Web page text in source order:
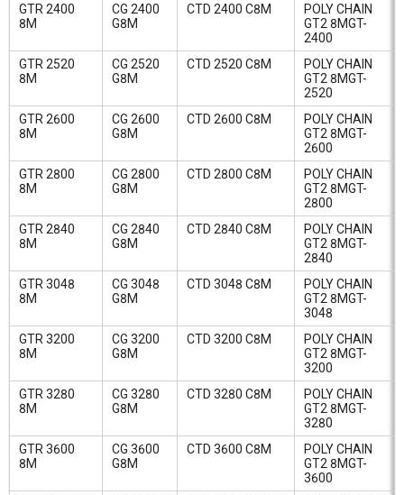
GTR 2400
8M
CG 2400
G8M
CTD 2400 C8M
POLY CHAIN
GT2 8MGT-
2400
GTR 2520
8M
CG 2520
G8M
CTD 2520 C8M
POLY CHAIN
GT2 8MGT-
2520
GTR 2600
8M
CG 2600
G8M
CTD 2600 C8M
POLY CHAIN
GT2 8MGT-
2600
GTR 2800
8M
CG 2800
G8M
CTD 2800 C8M
POLY CHAIN
GT2 8MGT-
2800
GTR 2840
8M
CG 2840
G8M
CTD 2840 C8M
POLY CHAIN
GT2 8MGT-
2840
GTR 3048
8M
CG 3048
G8M
CTD 3048 C8M
POLY CHAIN
GT2 8MGT-
3048
GTR 3200
8M
CG 3200
G8M
CTD 3200 C8M
POLY CHAIN
GT2 8MGT-
3200
GTR 3280
8M
CG 3280
G8M
CTD 3280 C8M
POLY CHAIN
GT2 8MGT-
3280
GTR 3600
8M
CG 3600
G8M
CTD 3600 C8M
POLY CHAIN
GT2 8MGT-
3600